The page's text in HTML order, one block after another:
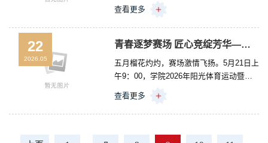
士日内瓦国际发明展创办于1973年，与德
活动紧扣全省重点产业发展需求，着力构
建技能人才与用人单位精准对接的平台，
推动人才链、教育链、产业链、创新链深
人才新动能。省人力资源和社会保障厅副
厅长胡世培出席活动并致辞，省教育厅副
厅长邱国鹏、贵阳市人力资源和社会保障
查看更多
22
2026.05
青春逐梦赛场 匠心竞绽芳华——学院2026年阳光体育运动暨第十届田径运动会隆重开幕！
五月榴花灼灼，赛场激情飞扬。5月21日上
午9：00，学院2026年阳光体育运动暨第
记、院长刘渠，党委副书记李峥嵘，纪委
书记罗鹰，副院长孔杰、张克峰，党委委
查看更多